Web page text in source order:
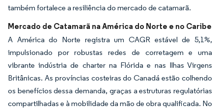
também fortalece a resiliência do mercado de catamarã.
Mercado de Catamarã na América do Norte e no Caribe
A América do Norte registra um CAGR estável de 5,1%,
impulsionado por robustas redes de corretagem e uma
vibrante indústria de charter na Flórida e nas Ilhas Virgens
Britânicas. As províncias costeiras do Canadá estão colhendo
os benefícios dessa demanda, graças a estruturas regulatórias
compartilhadas e à mobilidade da mão de obra qualificada. No